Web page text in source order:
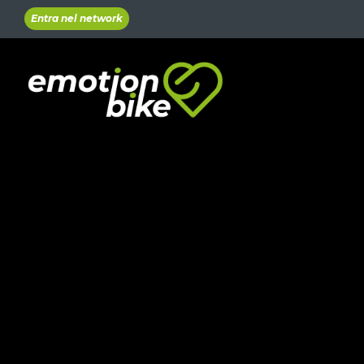
Entra nel network